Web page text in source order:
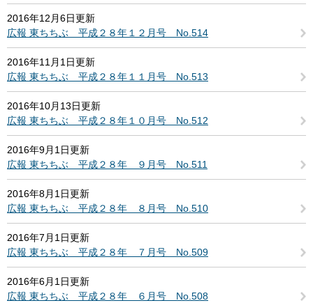
2016年12月6日更新
広報 東ちちぶ 平成２８年１２月号 No.514
2016年11月1日更新
広報 東ちちぶ 平成２８年１１月号 No.513
2016年10月13日更新
広報 東ちちぶ 平成２８年１０月号 No.512
2016年9月1日更新
広報 東ちちぶ 平成２８年 ９月号 No.511
2016年8月1日更新
広報 東ちちぶ 平成２８年 ８月号 No.510
2016年7月1日更新
広報 東ちちぶ 平成２８年 ７月号 No.509
2016年6月1日更新
広報 東ちちぶ 平成２８年 ６月号 No.508